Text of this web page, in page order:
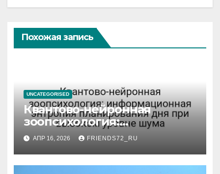
Похожая запись
UNCATEGORISED
Квантово-нейронная
зоопсихология:
информационная энтропия
планирования дня при
высоком уровне шума
АПР 16, 2026 FRIENDS72_RU